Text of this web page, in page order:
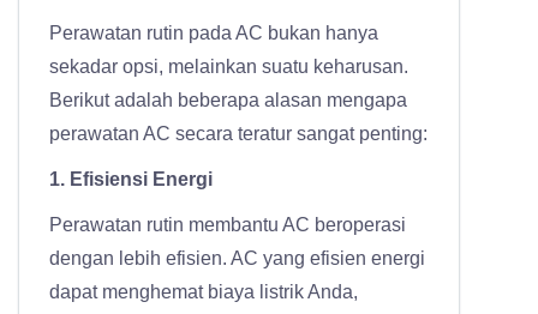
Perawatan rutin pada AC bukan hanya
sekadar opsi, melainkan suatu keharusan.
Berikut adalah beberapa alasan mengapa
perawatan AC secara teratur sangat penting:
1. Efisiensi Energi
Perawatan rutin membantu AC beroperasi
dengan lebih efisien. AC yang efisien energi
dapat menghemat biaya listrik Anda,